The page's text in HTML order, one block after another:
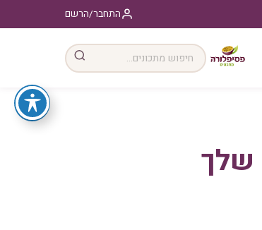
התחבר/הרשם
שלך